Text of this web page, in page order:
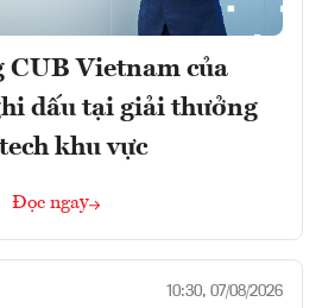
CUB Vietnam của
dấu tại giải thưởng
khu vực
Đọc ngay
10:30, 07/08/2026